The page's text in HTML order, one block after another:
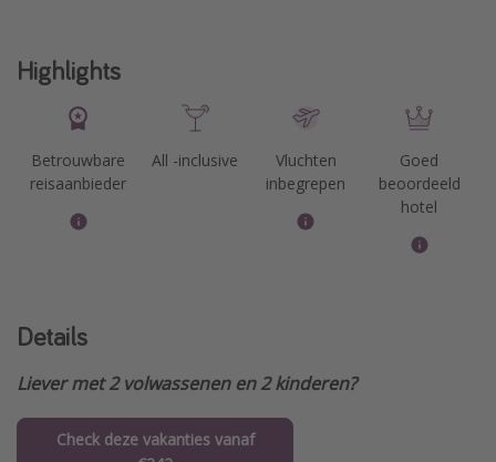
Highlights
Betrouwbare
reisaanbieder
All -inclusive
Vluchten
inbegrepen
Goed
beoordeeld
hotel
Details
Liever met 2 volwassenen en 2 kinderen?
Check deze vakanties vanaf